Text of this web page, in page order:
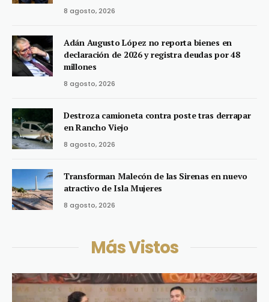
8 agosto, 2026
Adán Augusto López no reporta bienes en
declaración de 2026 y registra deudas por 48
millones
8 agosto, 2026
Destroza camioneta contra poste tras derrapar
en Rancho Viejo
8 agosto, 2026
Transforman Malecón de las Sirenas en nuevo
atractivo de Isla Mujeres
8 agosto, 2026
Más Vistos